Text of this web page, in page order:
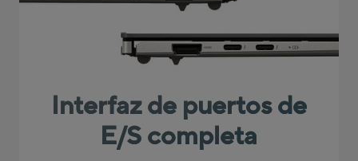
Interfaz de puertos de
E/S completa